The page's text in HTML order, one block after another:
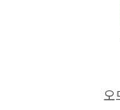
오